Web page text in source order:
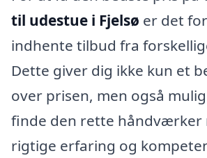
til udestue i Fjelsø er det
indhente tilbud fra
Dette giver dig ikke kun et
over prisen, men også
finde den rette håndværker
rigtige erfaring og